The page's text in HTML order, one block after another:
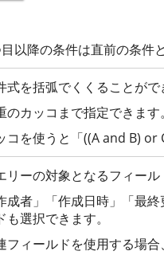
以降の条件は直前の条件
式を括弧でくくることがで
のカッコまで指定できます。
コを使うと「((A and B) or
リーの対象となるフィール
成者」「作成日時」「最
も選択できます。
フィールドを使用する場